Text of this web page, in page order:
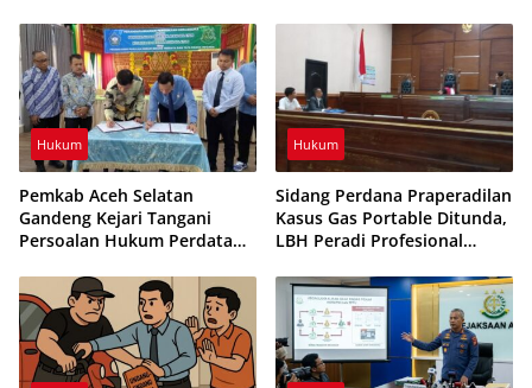
Empat Kali
Empat Kali
Hukum
Pemkab Aceh Selatan
Gandeng Kejari Tangani
Persoalan Hukum Perdata
Hukum
Sidang Perdana Praperadilan
Kasus Gas Portable Ditunda,
LBH Peradi Profesional
Gabriel Sihombing
Dibatalkan